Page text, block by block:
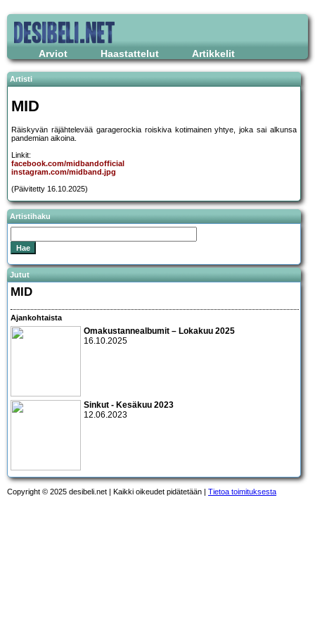
Arviot Haastattelut Artikkelit
Artisti
MID
Räiskyvän räjähtelevää garagerockia roiskiva kotimainen yhtye, joka sai alkunsa
pandemian aikoina.
Linkit:
facebook.com/midbandofficial
instagram.com/midband.jpg
(Päivitetty 16.10.2025)
Artistihaku
Jutut
MID
Ajankohtaista
Omakustannealbumit – Lokakuu 2025
16.10.2025
Sinkut - Kesäkuu 2023
12.06.2023
Copyright © 2025 desibeli.net | Kaikki oikeudet pidätetään | Tietoa toimituksesta